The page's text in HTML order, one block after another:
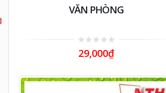
VĂN PHÒNG
out
29,000₫